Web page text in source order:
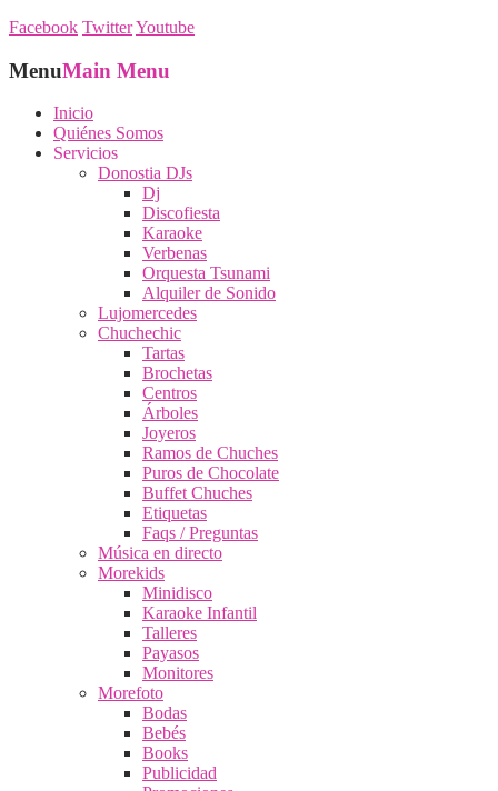
Facebook TwitterYoutube
MenuMain Menu
Inicio
Quiénes Somos
Servicios
Donostia DJs
Dj
Discofiesta
Karaoke
Verbenas
Orquesta Tsunami
Alquiler de Sonido
Lujomercedes
Chuchechic
Tartas
Brochetas
Centros
Árboles
Joyeros
Ramos de Chuches
Puros de Chocolate
Buffet Chuches
Etiquetas
Faqs / Preguntas
Música en directo
Morekids
Minidisco
Karaoke Infantil
Talleres
Payasos
Monitores
Morefoto
Bodas
Bebés
Books
Publicidad